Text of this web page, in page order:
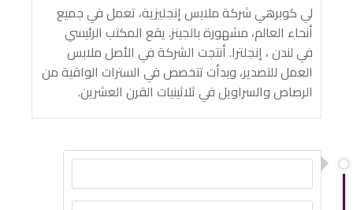
لي كوبرهي شركة ملابس إنجليزية، تعمل في جميع
أنحاء العالم، مشهورة بالجينز. يقع المكتب الرئيسي
في لندن ، إنجلترا. أنتجت الشركة في الأصل ملابس
العمل للتصدير، وبدأت تتخصص في السترات الواقية من
الرصاص والسراويل في ثلاثينيات القرن العشرين.